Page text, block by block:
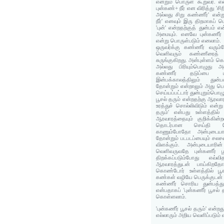
என்றும் பொருள் கூறுவர்.
புன்கண்+ நீர் என விரித்து
அல்லது சிறு கண்ணீர்'
நீர்' எனவும் இரு
'புன்' என்றதற்குத் துன்பம்
அமையும். எனவே
என்று பொருள்படும் எனலாம்.
ஒருவர்க்கு கண்ணீர்
வெளிவரும் கண்ணீரைத்
சுருங்குகிறது. அன்புள்ளம்
அல்லது பிரியும்பொழுது
கண்ணீர் தடுப்பை மீறி
இன்பக்காலத்திலும்
தோன்றும் என்றாலும் அது
செய்யப்பட்டார்
பூசல் தரும் என்றதற்கு
உரத்துச் சொல்லிவிடும்
தரும்' என்பது உள்ளத்தில்
ஆரவாரத்தையும்
தொடர்பான செய்தி
காணும்போதோ
தோன்றும் படபடப்பையும்
விளக்கும்.
வெளிவருவதே புன்கணீர்
திறக்கப்படும்போது
ஆரவாரத்துடன்
கொண்டோர் உள்ளத்தில்
கண்கள் வழியே பெருக்குடன்
கண்ணீர் சொரிய
என்பதாகப் 'புன்கணீர் பூசல்
கொள்ளலாம்.
'புன்கணீர் பூசல் தரும்'
எல்லாரும் அறிய